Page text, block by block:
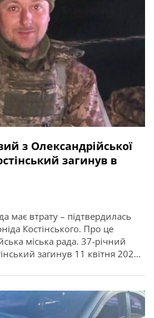
з Олександрійської
загинув в
має втрату – підтвердилась
Костінського. Про це
міська рада. 37-річний
загинув 11 квітня 2025
Висловлюємо щирі